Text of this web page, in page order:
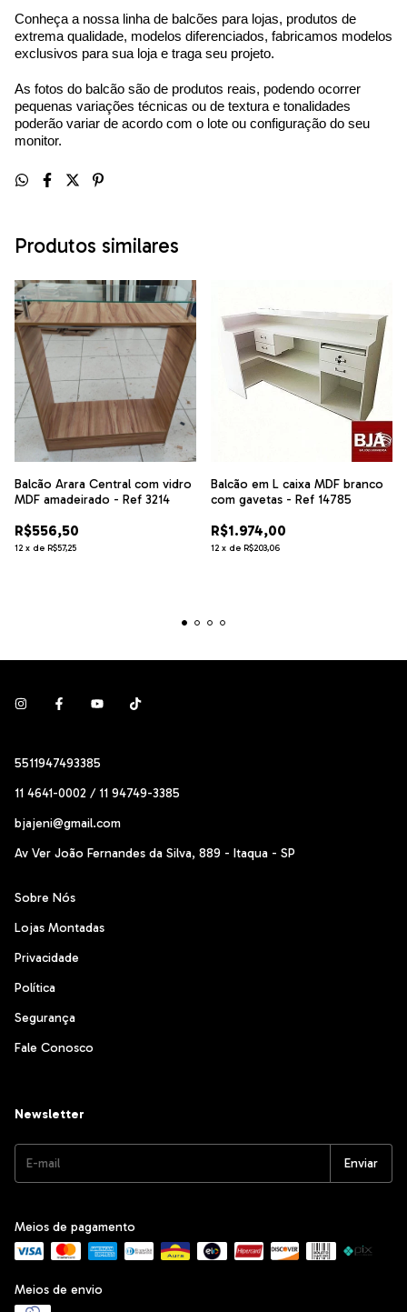
Conheça a nossa linha de balcões para lojas, produtos de
extrema qualidade, modelos diferenciados, fabricamos modelos
exclusivos para sua loja e traga seu projeto.
As fotos do balcão são de produtos reais, podendo ocorrer
pequenas variações técnicas ou de textura e tonalidades
poderão variar de acordo com o lote ou configuração do seu
monitor.
Produtos similares
Balcão Arara Central com vidro
MDF amadeirado - Ref 3214
R$556,50
12 x de R$57,25
Balcão em L caixa MDF branco
com gavetas - Ref 14785
R$1.974,00
12 x de R$203,06
5511947493385
11 4641-0002 / 11 94749-3385
bjajeni@gmail.com
Av Ver João Fernandes da Silva, 889 - Itaqua - SP
Sobre Nós
Lojas Montadas
Privacidade
Política
Segurança
Fale Conosco
Newsletter
Meios de pagamento
Meios de envio